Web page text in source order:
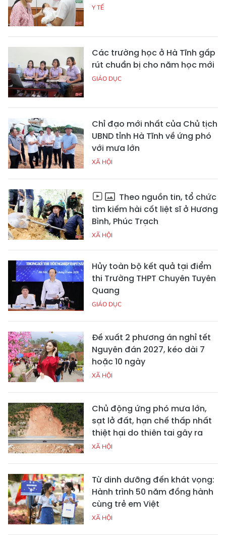
Y TẾ
Các trường học ở Hà Tĩnh gấp
rút chuẩn bị cho năm học mới
GIÁO DỤC
Chỉ đạo mới nhất của Chủ tịch
UBND tỉnh Hà Tĩnh về ứng phó
với mưa lớn
XÃ HỘI
Theo nguồn tin, tổ chức
tìm kiếm hài cốt liệt sĩ ở Hương
Bình, Phúc Trạch
XÃ HỘI
Hủy toàn bộ kết quả tại điểm
thi Trường THPT Chuyên Tuyên
Quang
GIÁO DỤC
Đề xuất 2 phương án nghỉ tết
Nguyên đán 2027, kéo dài 7
hoặc 10 ngày
XÃ HỘI
Chủ động ứng phó mưa lớn,
sạt lở đất, hạn chế thấp nhất
thiệt hại do thiên tai gây ra
XÃ HỘI
Từ dinh dưỡng đến khát vọng:
Hành trình 50 năm đồng hành
cùng trẻ em Việt
XÃ HỘI